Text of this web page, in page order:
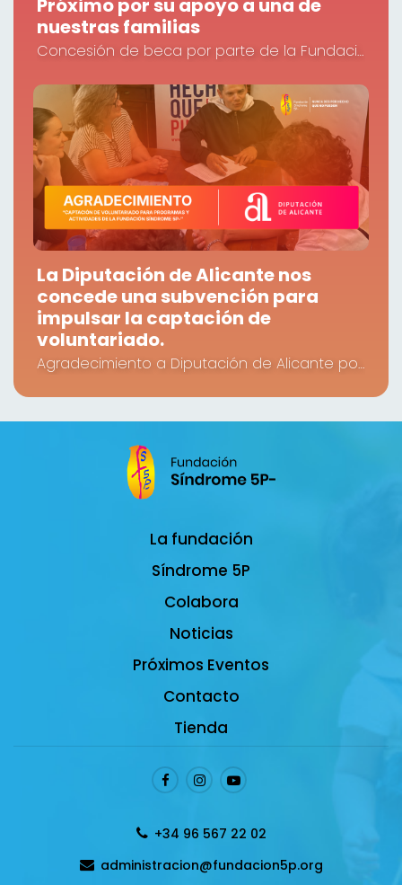
Próximo por su apoyo a una de
nuestras familias
Concesión de beca por parte de la Fundación Prójimo Próximo a uno de nuestros usuarios para cubrir parte de su tratamiento de Terapia Ocupacional.
La Diputación de Alicante nos
concede una subvención para
impulsar la captación de
voluntariado.
Agradecimiento a Diputación de Alicante por la subvención concedida a nuestra Fundación.
La fundación
Síndrome 5P
Colabora
Noticias
Próximos Eventos
Contacto
Tienda
+34 96 567 22 02
administracion@fundacion5p.org